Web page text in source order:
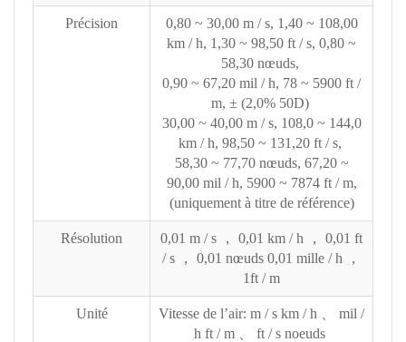
Précision
0,80 ~ 30,00 m / s, 1,40 ~ 108,00
km / h, 1,30 ~ 98,50 ft / s, 0,80 ~
58,30 nœuds,
0,90 ~ 67,20 mil / h, 78 ~ 5900 ft /
m, ± (2,0% 50D)
30,00 ~ 40,00 m / s, 108,0 ~ 144,0
km / h, 98,50 ~ 131,20 ft / s,
58,30 ~ 77,70 nœuds, 67,20 ~
90,00 mil / h, 5900 ~ 7874 ft / m,
(uniquement à titre de référence)
Résolution
0,01 m / s ， 0,01 km / h ， 0,01 ft
/ s ， 0,01 nœuds 0,01 mille / h ，
1ft / m
Unité
Vitesse de l’air: m / s km / h 、 mil /
h ft / m 、 ft / s noeuds